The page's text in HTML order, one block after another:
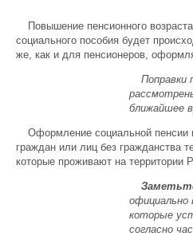
Повышение пенсионного
социального пособия будет
же, как и для пенсионеров,
Поправки
ближайшее
Оформление социальной пенсии
граждан или лиц без гражданства
которые проживают на территории
официально
которые
согласно